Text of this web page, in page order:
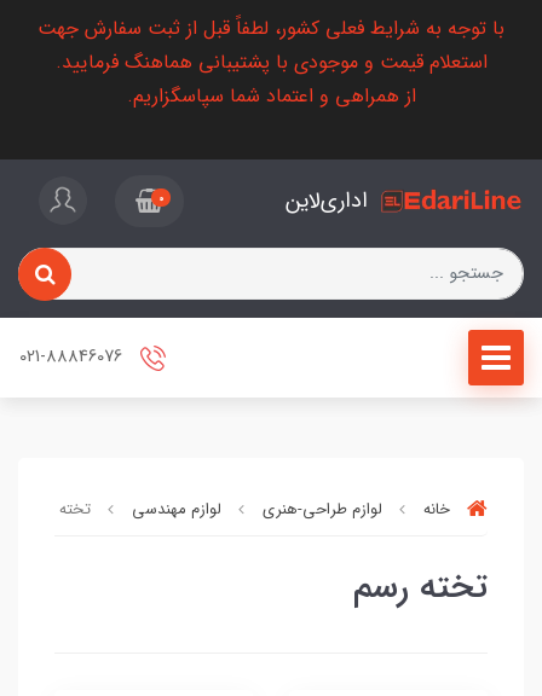
با توجه به شرایط فعلی کشور، لطفاً قبل از ثبت سفارش جهت
استعلام قیمت و موجودی با پشتیبانی هماهنگ فرمایید.
از همراهی و اعتماد شما سپاسگزاریم.
اداری‌لاین 0
خانه لوازم طراحی-هنری لوازم مهندسی تخته رسم
تخته رسم